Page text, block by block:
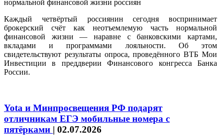
Каждый четвёртый россиянин сегодня воспринимает
брокерский счёт как неотъемлемую часть нормальной
финансовой жизни — наравне с банковскими картами,
вкладами и программами лояльности. Об этом
свидетельствуют результаты опроса, проведённого ВТБ Мои
Инвестиции в преддверии Финансового конгресса Банка
России.
Yota и Минпросвещения РФ подарят
отличникам ЕГЭ мобильные номера с
пятёрками | 02.07.2026